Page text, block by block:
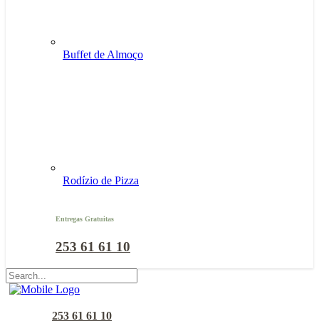
Buffet de Almoço
Rodízio de Pizza
Entregas Gratuitas
253 61 61 10
253 61 61 10